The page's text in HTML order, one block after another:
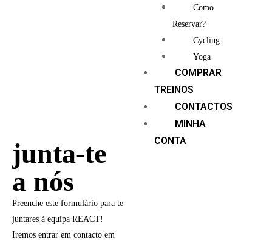
Como
Reservar?
Cycling
Yoga
COMPRAR
TREINOS
CONTACTOS
MINHA
CONTA
junta-te
a nós
Preenche este formulário para te
juntares à equipa REACT!
Iremos entrar em contacto em